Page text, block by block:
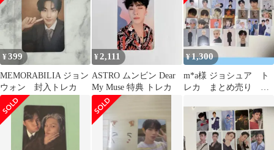
¥399
MEMORABILIA ジョン
ウォン 封入トレカ
¥2,111
ASTRO ムンビン Dear
My Muse 特典 トレカ
¥1,300
m*a様 ジョシュア ト
レカ まとめ売り